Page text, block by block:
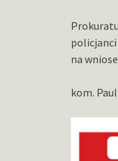
policjanci
na
kom.